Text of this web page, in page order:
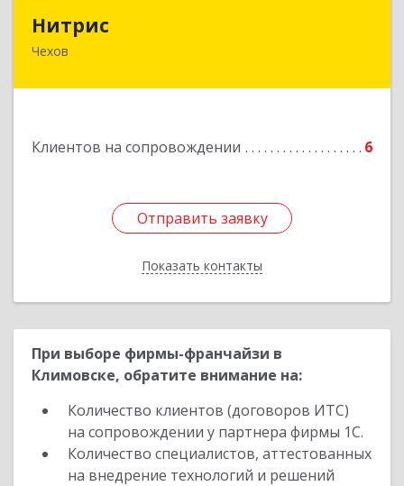
Нитрис
Чехов
Клиентов на сопровождении 6
Отправить заявку
Показать контакты
142350, Московская обл, Чехов м.о., Столбовая
Отправить заявку
Назад
При выборе фирмы-франчайзи в
Климовске, обратите внимание на:
Количество клиентов (договоров ИТС)
на сопровождении у партнера фирмы 1С.
Количество специалистов, аттестованных
на внедрение технологий и решений